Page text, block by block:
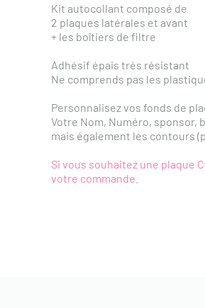
Kit autocollant composé de
2 plaques latérales et avant
+ les boîtiers de filtre
Adhésif épais trés résistant
Ne comprends pas les
Personnalisez vos fonds de
Votre Nom, Numéro, sponsor,
mais également les contours
Si vous souhaitez une plaque
votre commande.